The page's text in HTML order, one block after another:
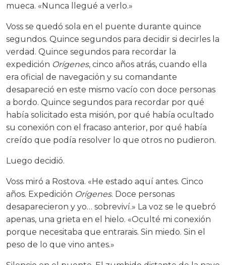
mueca. «Nunca llegué a verlo.»
Voss se quedó sola en el puente durante quince
segundos. Quince segundos para decidir si decirles la
verdad. Quince segundos para recordar la
expedición Orígenes, cinco años atrás, cuando ella
era oficial de navegación y su comandante
desapareció en este mismo vacío con doce personas
a bordo. Quince segundos para recordar por qué
había solicitado esta misión, por qué había ocultado
su conexión con el fracaso anterior, por qué había
creído que podía resolver lo que otros no pudieron.
Luego decidió.
Voss miró a Rostova. «He estado aquí antes. Cinco
años. Expedición Orígenes. Doce personas
desaparecieron y yo… sobreviví.» La voz se le quebró
apenas, una grieta en el hielo. «Oculté mi conexión
porque necesitaba que entrarais. Sin miedo. Sin el
peso de lo que vino antes.»